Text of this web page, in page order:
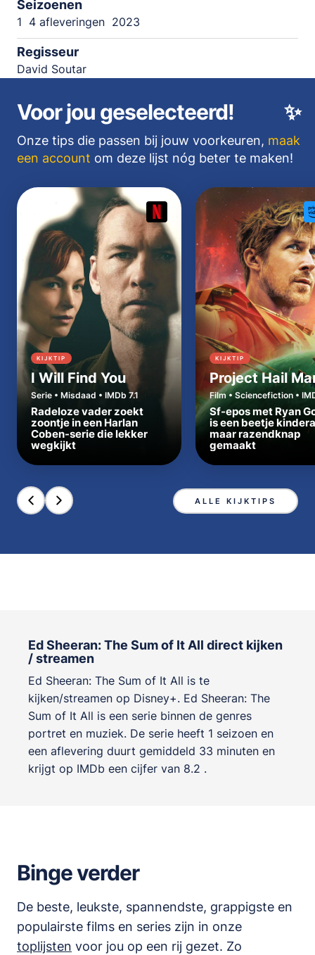
Seizoenen
1 4 afleveringen 2023
Regisseur
David Soutar
✨
Voor jou geselecteerd!
Onze tips die passen bij jouw voorkeuren, maak
een account om deze lijst nóg beter te maken!
KIJKTIP
I Will Find You
Serie • Misdaad • IMDb 7.1
Radeloze vader zoekt
zoontje in een Harlan
Coben-serie die lekker
wegkijkt
KIJKTIP
Project Hail
Film • Sciencefiction •
Sf-epos met Ryan
is een beetje
maar razendknap
gemaakt
ALLE KIJKTIPS
Ed Sheeran: The Sum of It All direct kijken
/ streamen
Ed Sheeran: The Sum of It All is te
kijken/streamen op Disney+. Ed Sheeran: The
Sum of It All is een serie binnen de genres
portret en muziek. De serie heeft 1 seizoen en
een aflevering duurt gemiddeld 33 minuten en
krijgt op IMDb een cijfer van 8.2 .
Binge verder
De beste, leukste, spannendste, grappigste en
populairste films en series zijn in onze
toplijsten voor jou op een rij gezet. Zo